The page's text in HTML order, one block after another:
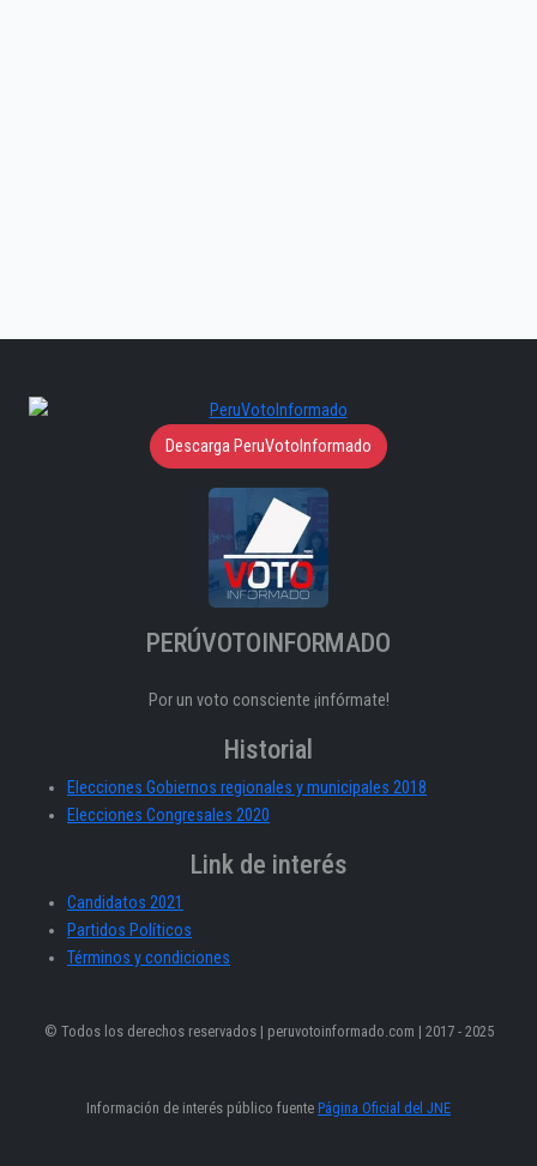
Descarga PeruVotoInformado
PERÚVOTOINFORMADO
Por un voto consciente ¡infórmate!
Historial
Elecciones Gobiernos regionales y municipales 2018
Elecciones Congresales 2020
Link de interés
Candidatos 2021
Partidos Políticos
Términos y condiciones
© Todos los derechos reservados | peruvotoinformado.com | 2017 - 2025
Información de interés público fuente Página Oficial del JNE